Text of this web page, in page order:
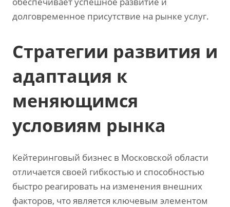
долговременное присутствие на рынке услуг.
Стратегии развития и
адаптация к
меняющимся
условиям рынка
Кейтеринговый бизнес в Московской области
отличается своей гибкостью и способностью
быстро реагировать на изменения внешних
факторов‚ что является ключевым элементом